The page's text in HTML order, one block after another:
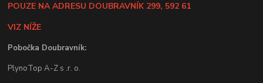
POUZE NA ADRESU DOUBRAVNÍK 299, 592 61
VIZ NÍŽE
Pobočka Doubravník:
PlynoTop A-Z s .r. o.